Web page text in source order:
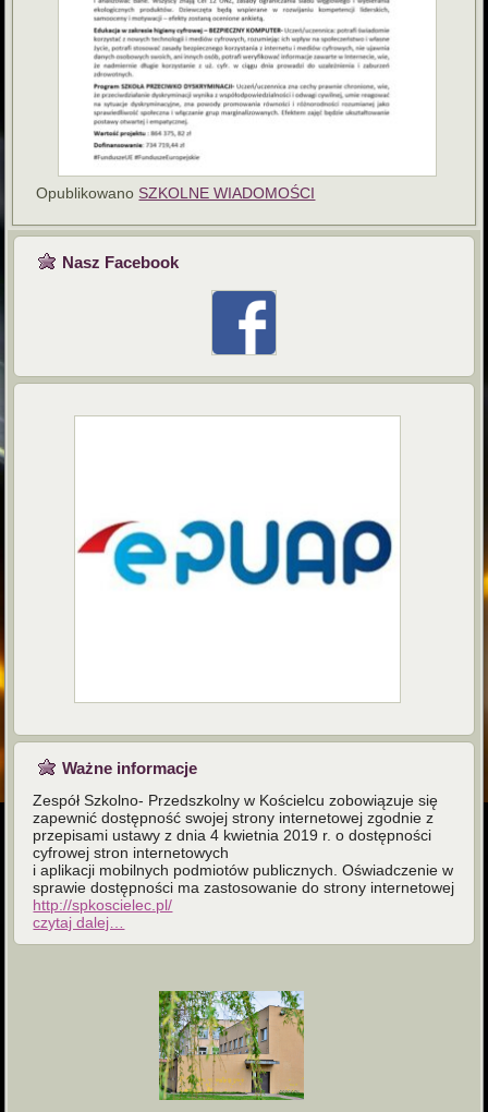
Opublikowano SZKOLNE WIADOMOŚCI
Nasz Facebook
Ważne informacje
Zespół Szkolno- Przedszkolny w Kościelcu zobowiązuje się
zapewnić dostępność swojej strony internetowej zgodnie z
przepisami ustawy z dnia 4 kwietnia 2019 r. o dostępności
cyfrowej stron internetowych
i aplikacji mobilnych podmiotów publicznych. Oświadczenie w
sprawie dostępności ma zastosowanie do strony internetowej
http://spkoscielec.pl/
czytaj dalej…